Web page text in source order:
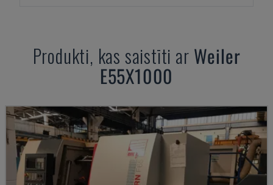
Produkti, kas saistīti ar Weiler
E55X1000